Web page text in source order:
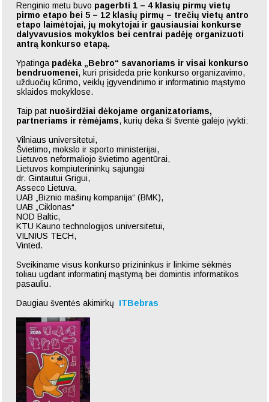
Renginio metu buvo pagerbti 1 – 4 klasių pirmų vietų
pirmo etapo bei 5 – 12 klasių pirmų – trečių vietų antro
etapo laimėtojai, jų mokytojai ir gausiausiai konkurse
dalyvavusios mokyklos bei centrai padėję organizuoti
antrą konkurso etapą.
Ypatinga padėka „Bebro“ savanoriams ir visai konkurso
bendruomenei, kuri prisideda prie konkurso organizavimo,
užduočių kūrimo, veiklų įgyvendinimo ir informatinio mąstymo
sklaidos mokyklose.
Taip pat nuoširdžiai dėkojame organizatoriams,
partneriams ir rėmėjams, kurių dėka ši šventė galėjo įvykti:
Vilniaus universitetui,
Švietimo, mokslo ir sporto ministerijai,
Lietuvos neformaliojo švietimo agentūrai,
Lietuvos kompiuterininkų sąjungai
dr. Gintautui Grigui,
Asseco Lietuva,
UAB „Biznio mašinų kompanija“ (BMK),
UAB „Ciklonas“
NOD Baltic,
KTU Kauno technologijos universitetui,
VILNIUS TECH,
Vinted.
Sveikiname visus konkurso prizininkus ir linkime sėkmės
toliau ugdant informatinį mąstymą bei domintis informatikos
pasauliu.
Daugiau šventės akimirkų ITBebras